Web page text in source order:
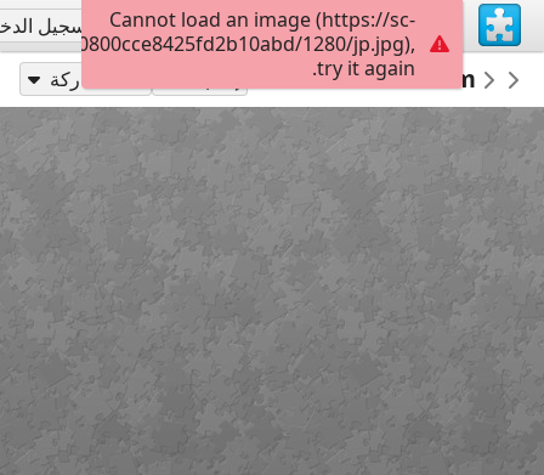
تسجيل الاشتراك تسجيل
anneninokulu
OKUL
günleri puzzle anneninokulu.comمشاركة
Cannot load an image (https://sc-
1280/jp.jpg),
try it again.